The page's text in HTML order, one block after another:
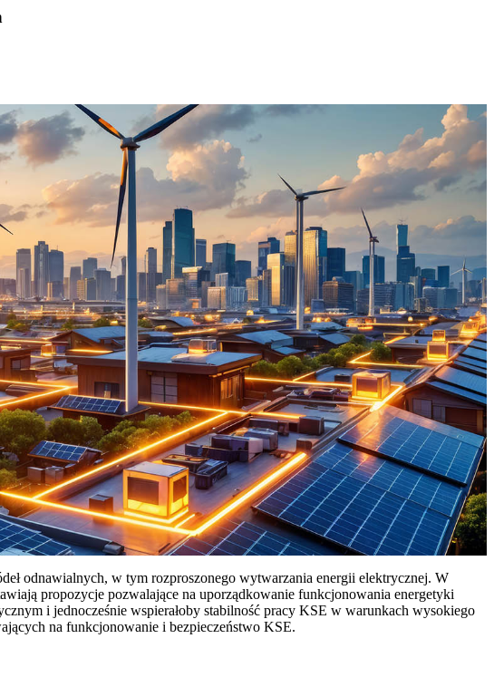
odnawialnych, w tym rozproszonego wytwarzania energii elektrycznej. W
propozycje pozwalające na uporządkowanie funkcjonowania energetyki
i jednocześnie wspierałoby stabilność pracy KSE w warunkach wysokiego
na funkcjonowanie i bezpieczeństwo KSE.